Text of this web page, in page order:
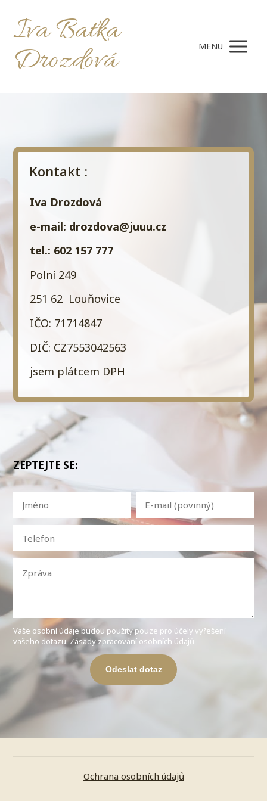
Iva Baťka
Drozdová MENU
Kontakt :
Iva Drozdová
e-mail: drozdova@juuu.cz
tel.: 602 157 777
Polní 249
251 62 Louňovice
IČO: 71714847
DIČ: CZ7553042563
jsem plátcem DPH
ZEPTEJTE SE:
Vaše osobní údaje budou použity pouze pro účely vyřešení
vašeho dotazu.Zásady zpracování osobních údajů
Odeslat dotaz
Ochrana osobních údajů